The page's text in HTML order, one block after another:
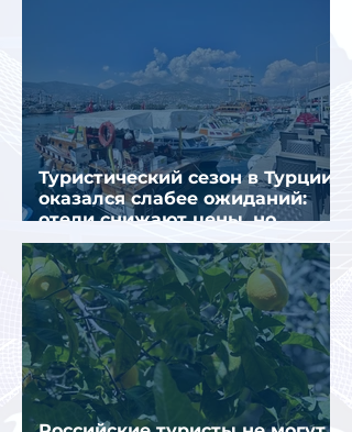
Туристический сезон в Турции
оказался слабее ожиданий:
отели снижают цены, но
загрузка остается низкой